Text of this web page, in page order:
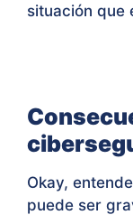
situación que
Okay,
puede ser